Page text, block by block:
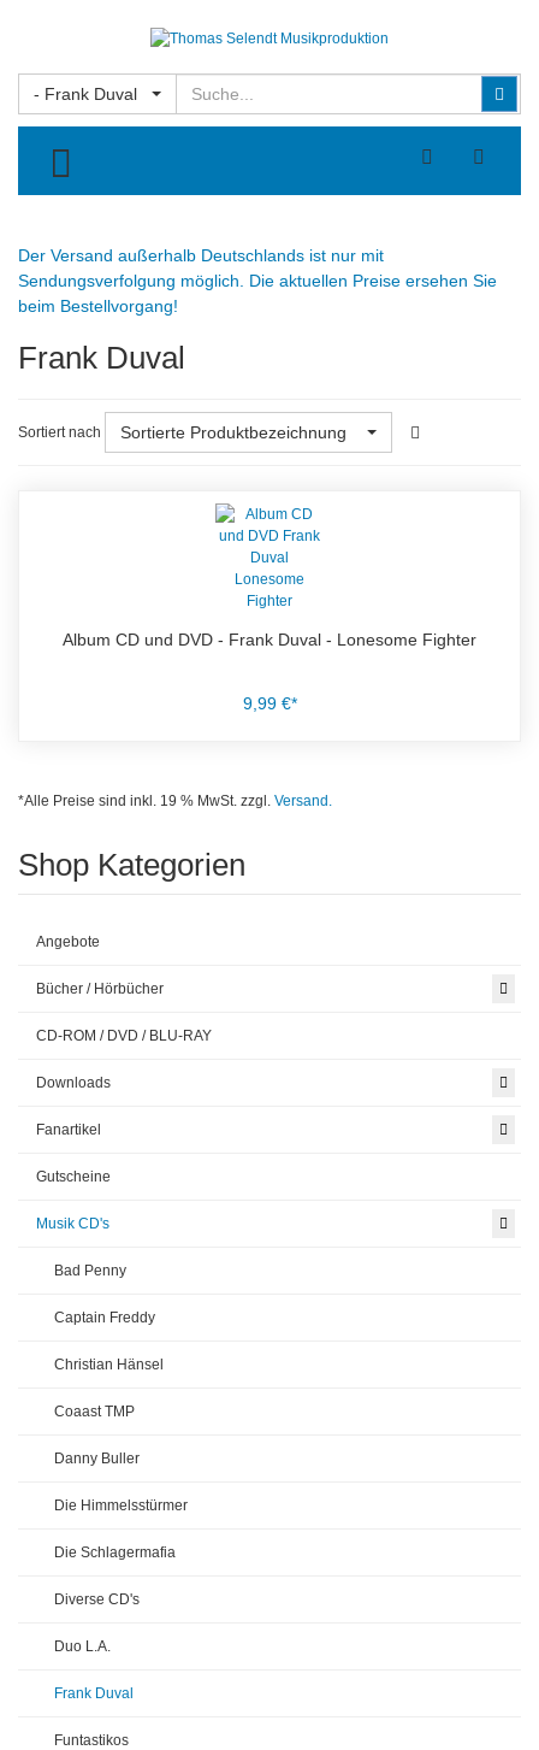
- Frank Duval
TOGGLE MENU
Der Versand außerhalb Deutschlands ist nur mit
Sendungsverfolgung möglich. Die aktuellen Preise ersehen Sie
beim Bestellvorgang!
Frank Duval
Sortiert nach Sortierte Produktbezeichnung
Album CD und DVD - Frank Duval - Lonesome Fighter
9,99 €*
*Alle Preise sind inkl. 19 % MwSt. zzgl. Versand.
Shop Kategorien
Angebote
Bücher / Hörbücher
CD-ROM / DVD / BLU-RAY
Downloads
Fanartikel
Gutscheine
Musik CD's
Bad Penny
Captain Freddy
Christian Hänsel
Coaast TMP
Danny Buller
Die Himmelsstürmer
Die Schlagermafia
Diverse CD's
Duo L.A.
Frank Duval
Funtastikos